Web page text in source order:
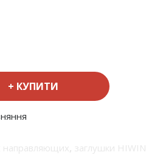
КУПИТИ
направляющих , заглушки HIWIN